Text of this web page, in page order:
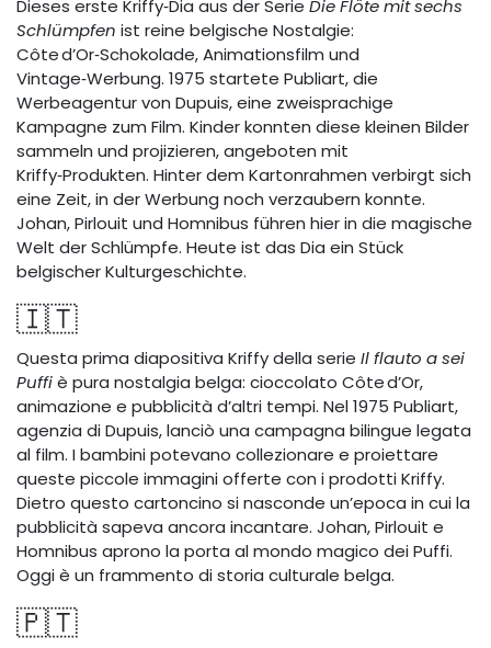
Dieses erste Kriffy‑Dia aus der Serie Die Flöte mit sechs
Schlümpfen ist reine belgische Nostalgie:
Côte d’Or‑Schokolade, Animationsfilm und
Vintage‑Werbung. 1975 startete Publiart, die
Werbeagentur von Dupuis, eine zweisprachige
Kampagne zum Film. Kinder konnten diese kleinen Bilder
sammeln und projizieren, angeboten mit
Kriffy‑Produkten. Hinter dem Kartonrahmen verbirgt sich
eine Zeit, in der Werbung noch verzaubern konnte.
Johan, Pirlouit und Homnibus führen hier in die magische
Welt der Schlümpfe. Heute ist das Dia ein Stück
belgischer Kulturgeschichte.
🇮🇹
Questa prima diapositiva Kriffy della serie Il flauto a sei
Puffiè pura nostalgia belga: cioccolato Côte d’Or,
animazione e pubblicità d’altri tempi. Nel 1975 Publiart,
agenzia di Dupuis, lanciò una campagna bilingue legata
al film. I bambini potevano collezionare e proiettare
queste piccole immagini offerte con i prodotti Kriffy.
Dietro questo cartoncino si nasconde un’epoca in cui la
pubblicità sapeva ancora incantare. Johan, Pirlouit e
Homnibus aprono la porta al mondo magico dei Puffi.
Oggi è un frammento di storia culturale belga.
🇵🇹